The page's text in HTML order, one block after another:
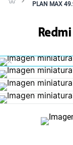
PLAN MAX
Redmi